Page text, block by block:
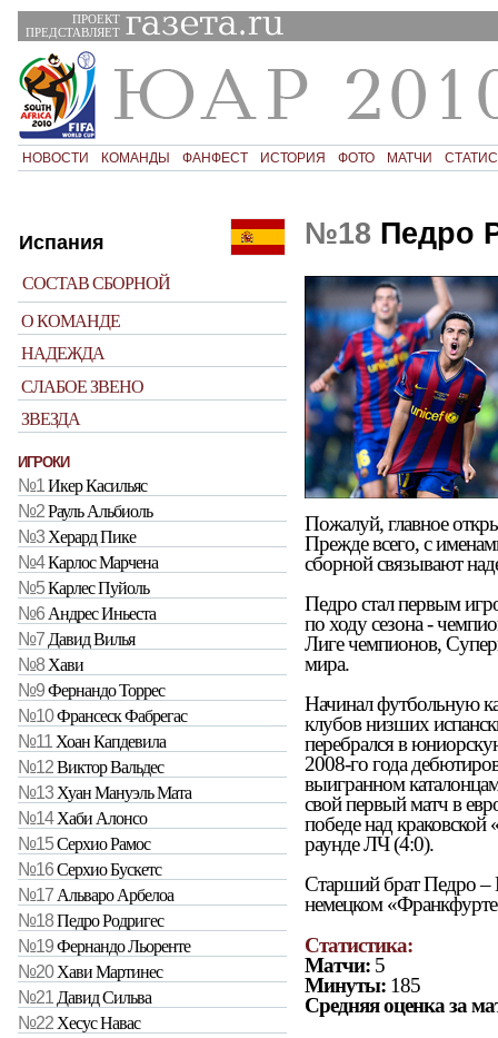
ПРОЕКТ
ПРЕДСТАВЛЯЕТ
НОВОСТИ КОМАНДЫ ФАНФЕСТ ИСТОРИЯ ФОТО МАТЧИ
Испания
СОСТАВ СБОРНОЙ
О КОМАНДЕ
НАДЕЖДА
СЛАБОЕ ЗВЕНО
ЗВЕЗДА
ИГРОКИ
№1Икер Касильяс
№2Рауль Альбиоль
№3 Херард Пике
№4Карлос Марчена
№5Карлес Пуйоль
№6 Андрес Иньеста
№7 Давид Вилья
№8 Хави
№9Фернандо Торрес
№10Франсеск Фабрегас
№11 Хоан Капдевила
№12Виктор Вальдес
№13 Хуан Мануэль Мата
№14 Хаби Алонсо
№15Серхио Рамос
№16Серхио Бускетс
№17 Альваро Арбелоа
№18Педро Родригес
№19Фернандо Льоренте
№20 Хави Мартинес
№21 Давид Сильва
№22 Хесус Навас
№18 Педро
Пожалуй, главное
Прежде всего, с
сборной связывают
Педро стал первым
по ходу сезона -
Лиге чемпионов,
мира.
Начинал футбольную
клубов низших
перебрался в
2008-го года
выигранном
свой первый матч в
победе над
раунде ЛЧ (4:0).
Старший брат Педро –
немецком
Статистика:
Матчи: 5
Минуты: 185
Средняя оценка за